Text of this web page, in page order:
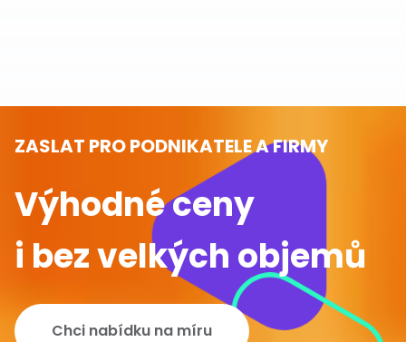
ZASLAT PRO PODNIKATELE A FIRMY
Výhodné ceny
i bez velkých objemů
Chci nabídku na míru